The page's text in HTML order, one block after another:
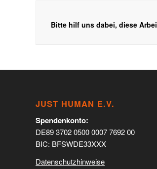
Bitte hilf uns dabei, diese
JUST HUMAN E.V.
Spendenkonto:
DE89 3702 0500 0007 7692 00
BIC: BFSWDE33XXX
Datenschutzhinweise